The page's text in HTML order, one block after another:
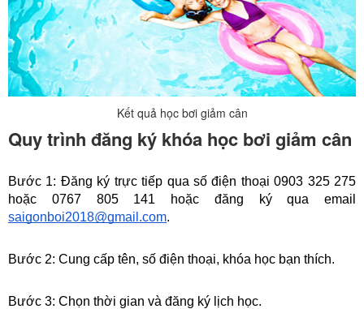
Kết quả học bơi giảm cân
Quy trình đăng ký khóa học bơi giảm cân
Bước 1: Đăng ký trực tiếp qua số điện thoại 0903 325 275
saigonboi2018@gmail.com.
Bước 2: Cung cấp tên, số điện thoại, khóa học bạn thích.
Bước 3: Chọn thời gian và đăng ký lịch học.